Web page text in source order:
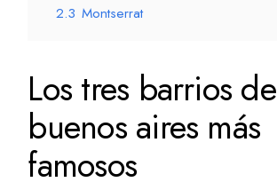
2.3 Montserrat
Los tres barrios de
buenos aires más
famosos